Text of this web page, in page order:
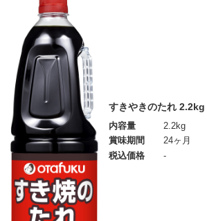
すきやきのたれ 2.2kg
内容量
2.2kg
賞味期間
24ヶ月
税込価格
-